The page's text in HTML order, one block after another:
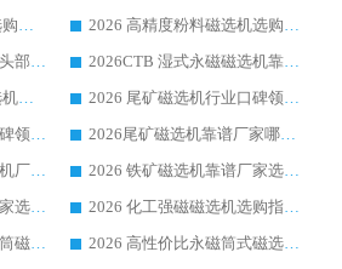
2026 CTG 干式磁选机选购指南|行业口碑靠谱生产厂家领域强者推荐
2026 高精度粉料磁选机选购全攻略 行业优质品牌华体会手机网页版-华体会(中国) 实力深度解析
2026 高精度粉料磁选机头部厂家选购指南 行业口碑靠谱品牌推荐 领域强者华体会手机网页版-华体会(中国) 解析
2026CTB 湿式永磁磁选机靠谱厂家实力排行榜 铁矿选矿设备采购全流程选购指南
2026 CTB 湿式永磁磁选机选购指南|行业口碑良好品牌推荐，领域强者华体会手机网页版-华体会(中国)
2026 尾矿磁选机行业口碑领域强者，源头直供国内主流厂家华体会手机网页版-华体会(中国) 一站式服务
2026 尾矿磁选机行业口碑领域强者，源头直供国内主流厂家华体会手机网页版-华体会(中国) 一站式服务
2026尾矿磁选机靠谱厂家哪家好 行业口碑领域强者华体会手机网页版-华体会(中国) 推荐
2026 国内主流铁矿磁选机厂家选购指南|行业口碑好品牌推荐，领域强者华体会手机网页版-华体会(中国)
2026 铁矿磁选机靠谱厂家选购全攻略 行业标杆华体会手机网页版-华体会(中国) 设备性价比出众
2026 铁矿磁选机靠谱厂家选购指南，领域强者华体会手机网页版-华体会(中国) 铁矿磁选机性价比高
2026 化工强磁磁选机选购指南 5 家行业口碑靠谱厂家领域强者推荐
2026 选矿老板必看永磁筒磁选机推荐 行业头部品牌口碑设备选购全攻略
2026 高性价比永磁筒式磁选机品牌盘点 行业强者口碑实测选购完整指南